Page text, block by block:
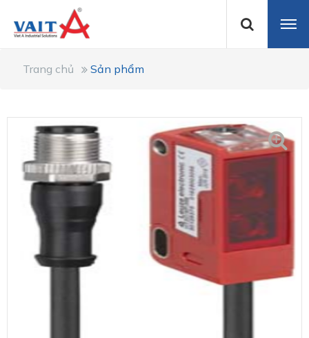
Trang chủ Sản phẩm